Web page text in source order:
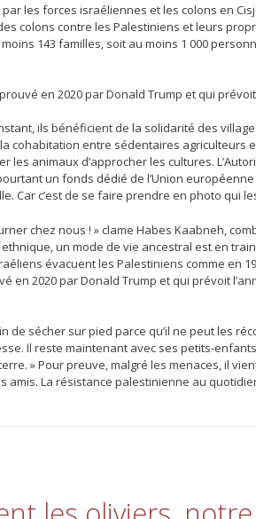
les forces israéliennes et les colons en
colons contre les Palestiniens et leurs
143 familles, soit au moins 1 000
en 2020 par Donald Trump et qui
ils bénéficient de la solidarité des
cohabitation entre sédentaires agriculteurs
animaux d’approcher les cultures.
un fonds dédié de l’Union
Car c’est de se faire prendre en photo qui
chez nous ! » clame Habes Kaabneh,
un mode de vie ancestral est en
évacuent les Palestiniens comme en
en 2020 par Donald Trump et qui prévoit
sécher sur pied parce qu’il ne peut les
Il reste maintenant avec ses petits-
» Pour preuve, malgré les menaces, il
amis. La résistance palestinienne au